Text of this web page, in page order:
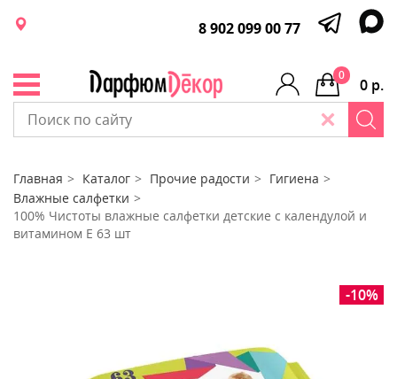
8 902 099 00 77
0 р.
0
Главная Каталог Прочие радости
Гигиена
Влажные салфетки
100% Чистоты влажные салфетки детские с календулой и
витамином Е 63 шт
-10%